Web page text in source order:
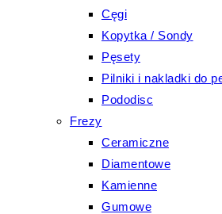
Cęgi
Kopytka / Sondy
Pęsety
Pilniki i nakladki do
Pododisc
Frezy
Ceramiczne
Diamentowe
Kamienne
Gumowe